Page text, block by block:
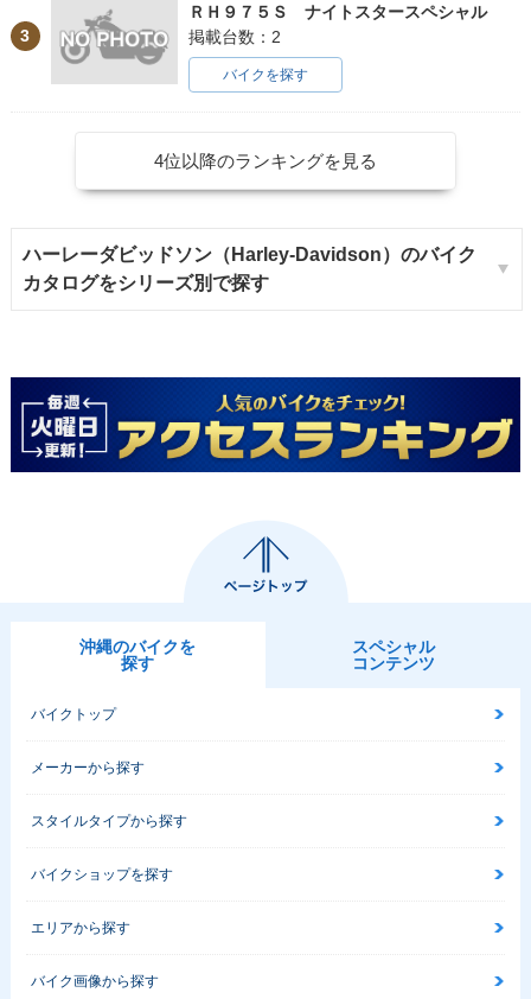
3
ＲＨ９７５Ｓ ナイトスタースペシャル
掲載台数：2
バイクを探す
4位以降のランキングを見る
ハーレーダビッドソン（Harley-Davidson）のバイク
カタログをシリーズ別で探す
沖縄のバイクを
探す
スペシャル
コンテンツ
バイクトップ
メーカーから探す
スタイルタイプから探す
バイクショップを探す
エリアから探す
バイク画像から探す